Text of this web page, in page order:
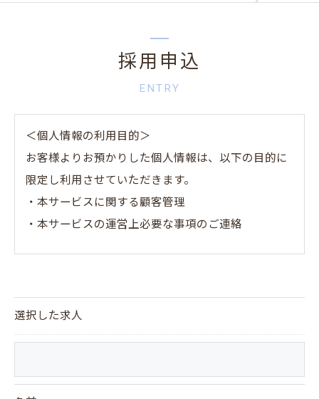
採用申込
ENTRY
＜個人情報の利用目的＞
お客様よりお預かりした個人情報は、以下の目的に
限定し利用させていただきます。
・本サービスに関する顧客管理
・本サービスの運営上必要な事項のご連絡
られた場合を除き、
取得した個人情報を第三者に提供することはいたし
選択した求人